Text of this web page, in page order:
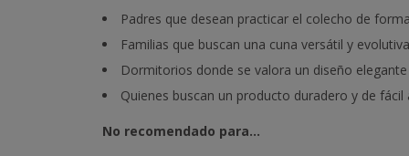
Padres que desean practicar el colecho de
Familias que buscan una cuna versátil y
Dormitorios donde se valora un diseño
Quienes buscan un producto duradero y de
No recomendado para...